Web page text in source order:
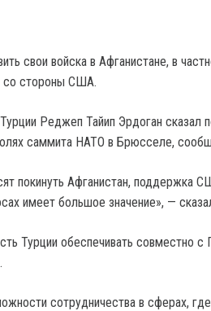
свои войска в Афганистане, в
со стороны США.
Реджеп Тайип Эрдоган
саммита НАТО в Брюсселе,
покинуть Афганистан, поддержка
имеет большое значение», —
Турции обеспечивать совместно с
сотрудничества в сферах,